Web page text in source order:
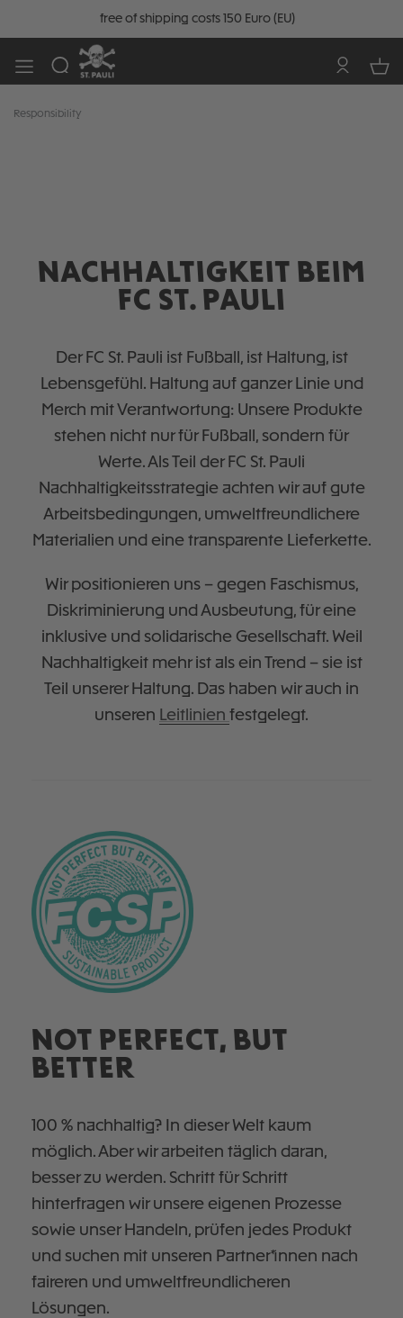
free of shipping costs 150 Euro (EU)
Responsibility
NACHHALTIGKEIT BEIM
FC ST. PAULI
Der FC St. Pauli ist Fußball, ist Haltung, ist
Lebensgefühl. Haltung auf ganzer Linie und
Merch mit Verantwortung: Unsere Produkte
stehen nicht nur für Fußball, sondern für
Werte. Als Teil der FC St. Pauli
Nachhaltigkeitsstrategie achten wir auf gute
Arbeitsbedingungen, umweltfreundlichere
Materialien und eine transparente Lieferkette.
Wir positionieren uns – gegen Faschismus,
Diskriminierung und Ausbeutung, für eine
inklusive und solidarische Gesellschaft. Weil
Nachhaltigkeit mehr ist als ein Trend – sie ist
Teil unserer Haltung. Das haben wir auch in
unseren Leitlinien festgelegt.
NOT PERFECT, BUT
BETTER
100 % nachhaltig? In dieser Welt kaum
möglich. Aber wir arbeiten täglich daran,
besser zu werden. Schritt für Schritt
hinterfragen wir unsere eigenen Prozesse
sowie unser Handeln, prüfen jedes Produkt
und suchen mit unseren Partner*innen nach
faireren und umweltfreundlicheren
Lösungen.